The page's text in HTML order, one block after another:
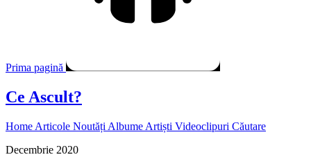
Prima pagină
Ce Ascult?
Home Articole Noutăți Albume Artiști Videoclipuri Căutare
Decembrie 2020